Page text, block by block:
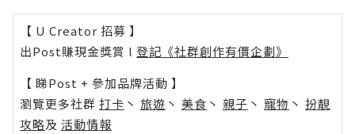
【 U Creator 招募 】
出Post賺現金獎賞 l 登記《社群創作有價企劃》
【 睇Post + 參加品牌活動 】
瀏覽更多社群 打卡 丶 旅遊 丶 美食 丶 親子 丶 寵物 丶 扮靚
攻略及 活動情報